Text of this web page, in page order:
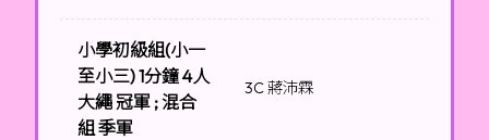
小學初級組(小一
至小三) 1分鐘 4人
大繩 冠軍 ; 混合
組 季軍
3C 蔣沛霖